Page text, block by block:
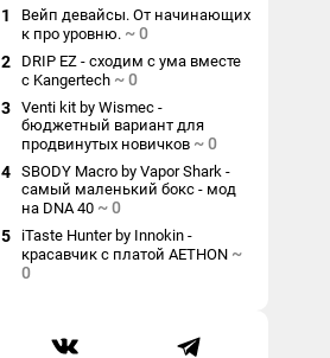
1
Вейп девайсы. От начинающих
к про уровню. ~0
2
DRIP EZ - сходим с ума вместе
с Kangertech ~0
3 Venti kit by Wismec -
бюджетный вариант для
продвинутых новичков ~0
4 SBODY Macro by Vapor Shark -
самый маленький бокс - мод
на DNA 40 ~0
5
iTaste Hunter by Innokin -
красавчик с платой AETHON ~
0